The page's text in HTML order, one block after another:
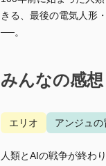
きる、最後の電気人形
──。
みんなの感
エリオ アンジュの
人類とAIの戦争が終わ